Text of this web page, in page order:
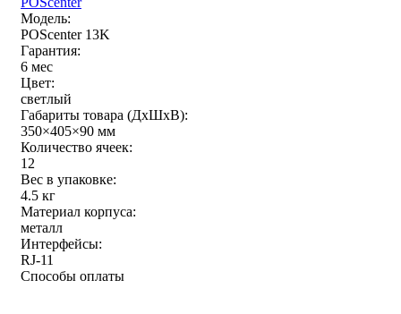
Модель:
POScenter 13K
Гарантия:
6 мес
Цвет:
светлый
Габариты товара (ДxШxВ):
350×405×90 мм
Количество ячеек:
12
Вес в упаковке:
4.5 кг
Материал корпуса:
металл
Интерфейсы:
RJ-11
Способы оплаты